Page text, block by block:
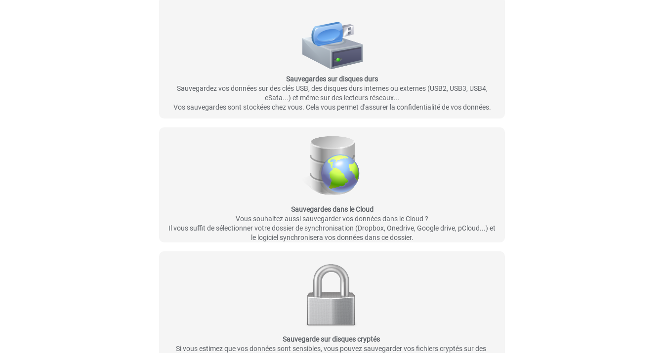
Sauvegardes sur disques durs
Sauvegardez vos données sur des clés USB, des disques durs internes ou externes (USB2, USB3, USB4,
eSata...) et même sur des lecteurs réseaux...
Vos sauvegardes sont stockées chez vous. Cela vous permet d'assurer la confidentialité de vos données.
Sauvegardes dans le Cloud
Vous souhaitez aussi sauvegarder vos données dans le Cloud ?
Il vous suffit de sélectionner votre dossier de synchronisation (Dropbox, Onedrive, Google drive, pCloud...) et
le logiciel synchronisera vos données dans ce dossier.
Sauvegarde sur disques cryptés
Si vous estimez que vos données sont sensibles, vous pouvez sauvegarder vos fichiers cryptés sur des